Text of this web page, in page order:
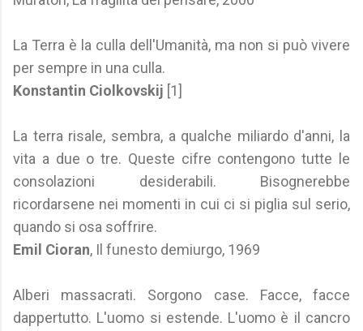
La Terra è la culla dell'Umanità, ma non si può vivere
per sempre in una culla.
Konstantin Ciolkovskij [1]
La terra risale, sembra, a qualche miliardo d'anni, la
vita a due o tre. Queste cifre contengono tutte le
consolazioni desiderabili. Bisognerebbe
ricordarsene nei momenti in cui ci si piglia sul serio,
quando si osa soffrire.
Emil Cioran, Il funesto demiurgo, 1969
Alberi massacrati. Sorgono case. Facce, facce
dappertutto. L'uomo si estende. L'uomo è il cancro